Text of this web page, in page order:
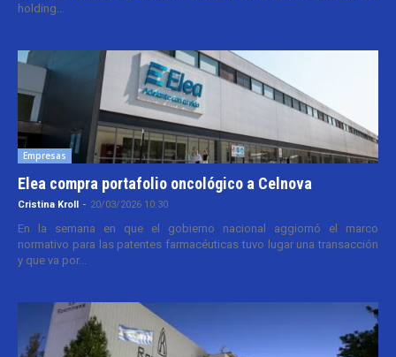
holding...
Empresas
Elea compra portafolio oncológico a Celnova
Cristina Kroll - 20/03/2026 10:30
En la semana en que el gobierno nacional aggiornó el marco
normativo para las patentes farmacéuticas tuvo lugar una transacción
y que va por...